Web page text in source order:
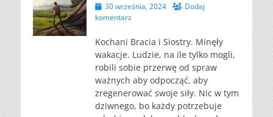
Opublikowano
30 września, 2024
Dodaj
komentarz
Kochani Bracia i Siostry. Minęły
wakacje. Ludzie, na ile tylko mogli,
robili sobie przerwę od spraw
ważnych aby odpocząć, aby
zregenerować swoje siły. Nic w tym
dziwnego, bo każdy potrzebuje